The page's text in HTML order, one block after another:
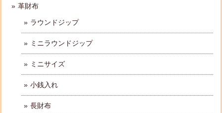
革財布
ラウンドジップ
ミニラウンドジップ
ミニサイズ
小銭入れ
長財布